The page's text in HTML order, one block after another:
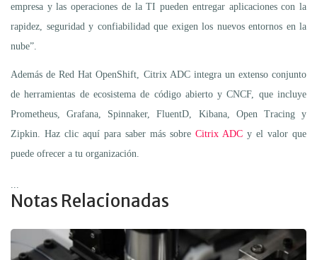
empresa y las operaciones de la TI pueden entregar aplicaciones con la
rapidez, seguridad y confiabilidad que exigen los nuevos entornos en la
nube”.
Además de Red Hat OpenShift, Citrix ADC integra un extenso conjunto
de herramientas de ecosistema de código abierto y CNCF, que incluye
Prometheus, Grafana, Spinnaker, FluentD, Kibana, Open Tracing y
Zipkin. Haz clic aquí para saber más sobre Citrix ADC y el valor que
puede ofrecer a tu organización.
Notas Relacionadas